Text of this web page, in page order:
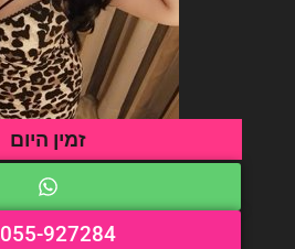
זמין היום
055-927284